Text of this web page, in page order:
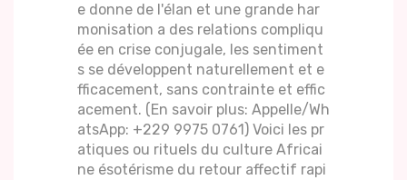
e donne de l'élan et une grande har
monisation a des relations compliqu
ée en crise conjugale, les sentiment
s se développent naturellement et e
fficacement, sans contrainte et effic
acement. (En savoir plus: Appelle/Wh
atsApp: +229 9975 0761) Voici les pr
atiques ou rituels du culture Africai
ne ésotérisme du retour affectif rapi